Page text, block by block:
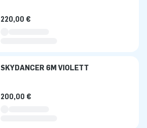
220,00 €
SKYDANCER 6M VIOLETT
200,00 €